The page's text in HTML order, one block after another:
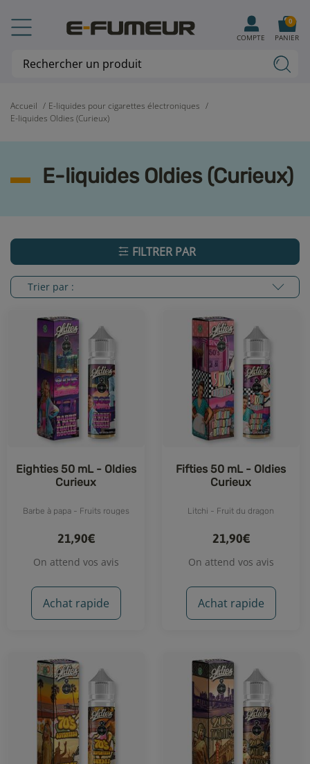
Accueil
E-liquides pour cigarettes électroniques
E-liquides Oldies (Curieux)
E-liquides Oldies (Curieux)
FILTRER PAR
Trier par :
Eighties 50 mL - Oldies
Curieux
Barbe à papa - Fruits rouges
21,90€
On attend vos avis
Achat rapide
Fifties 50 mL - Oldies
Curieux
Litchi - Fruit du dragon
21,90€
On attend vos avis
Achat rapide
COMPTE PANIER
0